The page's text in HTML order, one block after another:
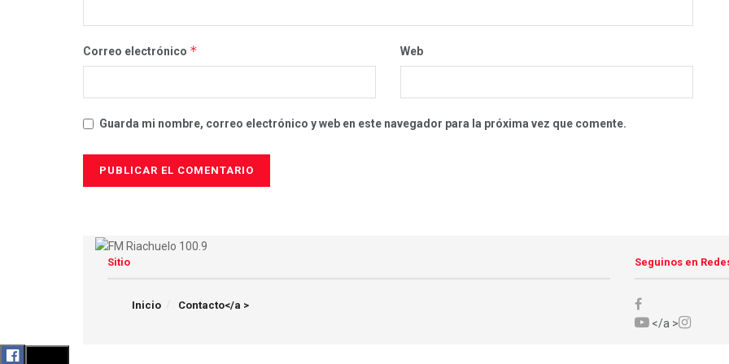
Correo electrónico * Web
Guarda mi nombre, correo electrónico y web en este navegador para la próxima vez que comente.
Sitio
Inicio Contacto</a >
Seguinos en
</a >